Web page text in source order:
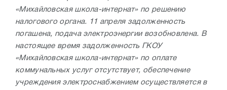
«Михайловская школа-интернат» по решению
налогового органа. 11 апреля задолженность
погашена, подача электроэнергии возобновлена. В
настоящее время задолженность ГКОУ
«Михайловская школа-интернат» по оплате
коммунальных услуг отсутствует, обеспечение
учреждения электроснабжением осуществляется в